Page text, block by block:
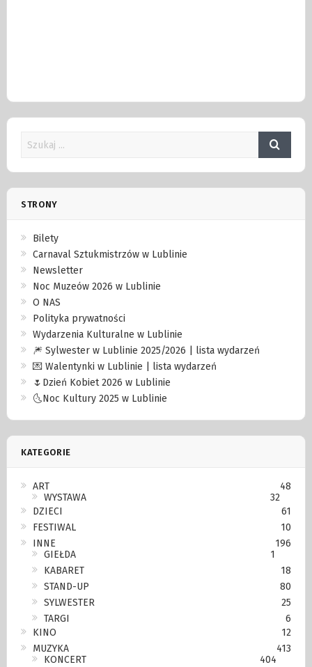
STRONY
Bilety
Carnaval Sztukmistrzów w Lublinie
Newsletter
Noc Muzeów 2026 w Lublinie
O NAS
Polityka prywatności
Wydarzenia Kulturalne w Lublinie
🎆 Sylwester w Lublinie 2025/2026 | lista wydarzeń
💌 Walentynki w Lublinie | lista wydarzeń
🌷Dzień Kobiet 2026 w Lublinie
🌜Noc Kultury 2025 w Lublinie
KATEGORIE
ART
48
WYSTAWA
32
DZIECI
61
FESTIWAL
10
INNE
196
GIEŁDA
1
KABARET
18
STAND-UP
80
SYLWESTER
25
TARGI
6
KINO
12
MUZYKA
413
KONCERT
404